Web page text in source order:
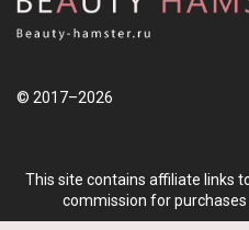
© 2017–2026
This site contains affiliate links
commission for purchases